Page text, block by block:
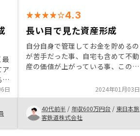
最
ア
こ
も
本
か
日
4.3
長い目で見た資産形成
自分自身で管理してお金を貯めるの
が苦手だった事、自宅も含めて不動
産の価値が上がっている事、この先
時にリノシーのCMを見て、直感的
にこれだと思いました。正直言って
すぐには成果は出ないと思いますが
長い目で見ると必ず大きな見返りに
なると思って、やることにしまし
2024年01月03日
40代前半 / 年収600万円台 / 東日本旅
客鉄道株式会社